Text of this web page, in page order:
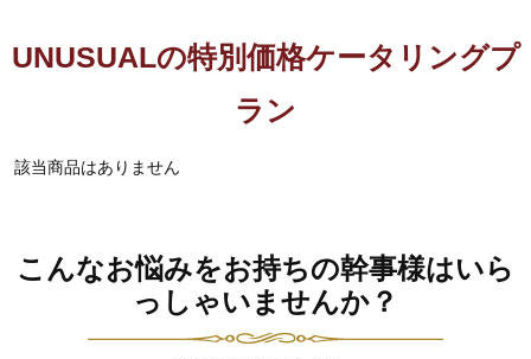
UNUSUALの特別価格ケータリングプ
ラン
該当商品はありません
こんなお悩みをお持ちの幹事様はいら
っしゃいませんか？